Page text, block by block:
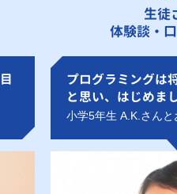
生徒
体験談・
プログラミングは
と思い、はじめま
小学5年生 A.K.さんと